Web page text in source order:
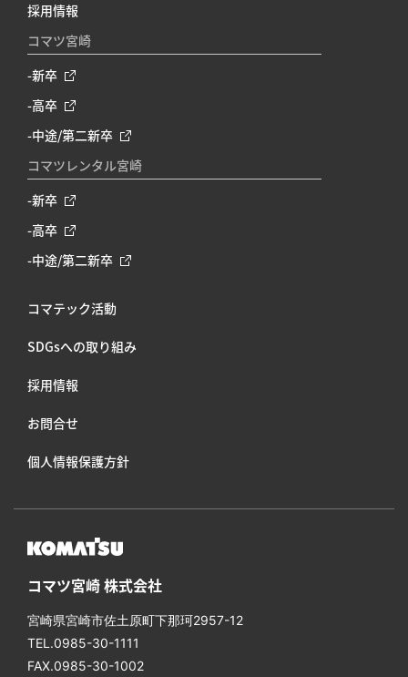
採用情報
コマツ宮崎
-新卒
-高卒
-中途/第二新卒
コマツレンタル宮崎
-新卒
-高卒
-中途/第二新卒
コマテック活動
SDGsへの取り組み
採⽤情報
お問合せ
個人情報保護方針
コマツ宮崎 株式会社
宮崎県宮崎市佐⼟原町下那珂2957-12
TEL.0985-30-1111
FAX.0985-30-1002